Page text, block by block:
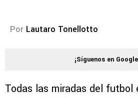
Por Lautaro Tonellotto
¡Síguenos en
Todas las miradas del futbol